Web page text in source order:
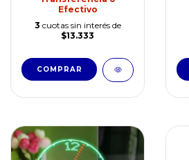
Efectivo
3 cuotas sin interés de
$13.333